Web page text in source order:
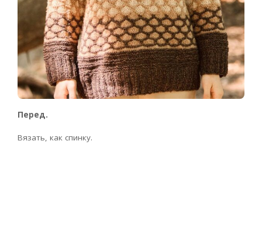
Перед.
Вязать, как спинку.